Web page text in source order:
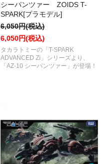
シーパンツァー ZOIDS T-
SPARK[プラモデル]
6,050円(税込)
6,050円(税込)
タカラトミーの「T-SPARK
ADVANCED Zi」シリーズより、
「AZ-10 シーパンツァー」が登場！